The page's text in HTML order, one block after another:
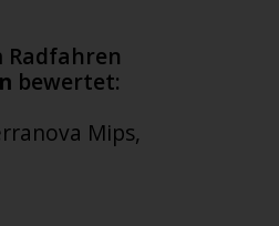
Radfahren
bewertet:
Mips,